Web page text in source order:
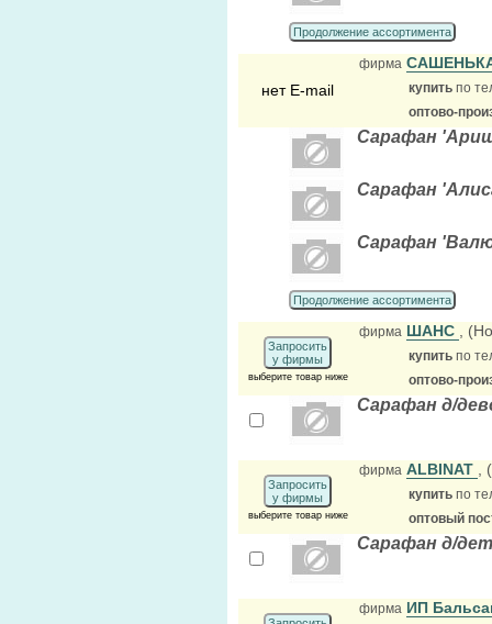
Продолжение ассортимента
нет E-mail
фирма
купить по
оптово-
Сарафан
Сарафан
Сарафан
Продолжение ассортимента
Запросить
у фирмы
выберите товар ниже
фирма ШАНС ,
купить по
оптово-
Сарафан д/
Запросить
у фирмы
выберите товар ниже
фирма ALBINAT
купить по
оптовый
Сарафан д/
фирма ИП